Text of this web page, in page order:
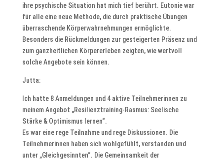
ihre psychische Situation hat mich tief berührt. Eutonie war
für alle eine neue Methode, die durch praktische Übungen
überraschende Körperwahrnehmungen ermöglichte.
Besonders die Rückmeldungen zur gesteigerten Präsenz und
zum ganzheitlichen Körpererleben zeigten, wie wertvoll
solche Angebote sein können.
Jutta:
Ich hatte 8 Anmeldungen und 4 aktive Teilnehmerinnen zu
meinem Angebot „Resilienztraining-Rasmus: Seelische
Stärke & Optimismus lernen“.
Es war eine rege Teilnahme und rege Diskussionen. Die
Teilnehmerinnen haben sich wohlgefühlt, verstanden und
unter „Gleichgesinnten“. Die Gemeinsamkeit der